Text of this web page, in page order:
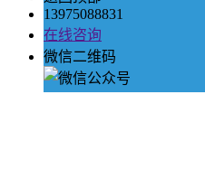
13975088831
在线咨询
微信二维码